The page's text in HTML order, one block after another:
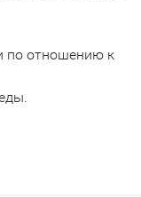
по отношению к